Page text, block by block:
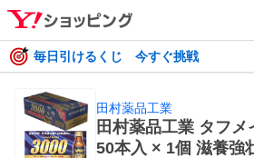
毎日引けるくじ 今すぐ挑戦
田村薬品工業
田村薬品工業 タフ
50本入 × 1個 滋養強